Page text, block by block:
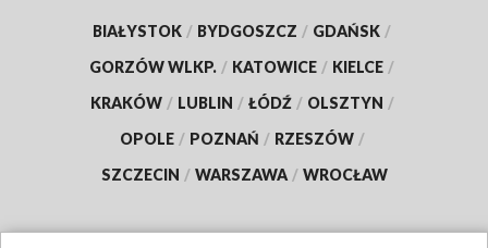
BIAŁYSTOK / BYDGOSZCZ / GDAŃSK /
GORZÓW WLKP. / KATOWICE / KIELCE /
KRAKÓW / LUBLIN / ŁÓDŹ / OLSZTYN /
OPOLE / POZNAŃ / RZESZÓW /
SZCZECIN / WARSZAWA / WROCŁAW